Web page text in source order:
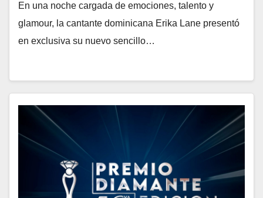
En una noche cargada de emociones, talento y
glamour, la cantante dominicana Erika Lane presentó
en exclusiva su nuevo sencillo…